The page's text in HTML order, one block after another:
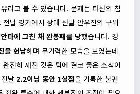
라고 볼 수 있습니다. 문제는 타선의 침
날 경기에서 상대 선발 안우진의 구위
타에 그친 채 완봉패를 당했습니다. 경
을 헌납하며 무기력한 모습을 보였는데
전히 깨진 것은 팀에 결코 좋은 소식이
날 2.2이닝 동안 1실점을 기록한 불펜